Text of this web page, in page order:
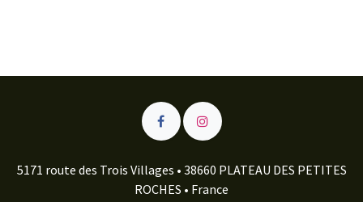
5171 route des Trois Villages • 38660 PLATEAU DES PETITES
ROCHES • France